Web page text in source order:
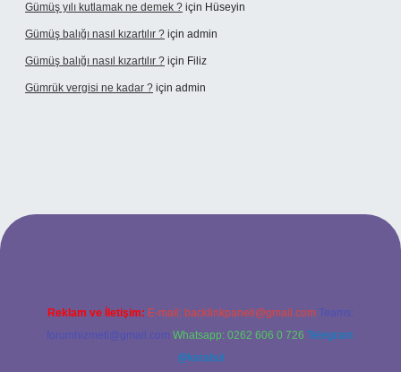
Gümüş yılı kutlamak ne demek ? için Hüseyin
Gümüş balığı nasıl kızartılır ? için admin
Gümüş balığı nasıl kızartılır ? için Filiz
Gümrük vergisi ne kadar ? için admin
Reklam ve İletişim: E-mail: backlinkpaneli@gmail.com Teams:
forumhizmeti@gmail.com Whatsapp: 0262 606 0 726 Telegram:
@karabul